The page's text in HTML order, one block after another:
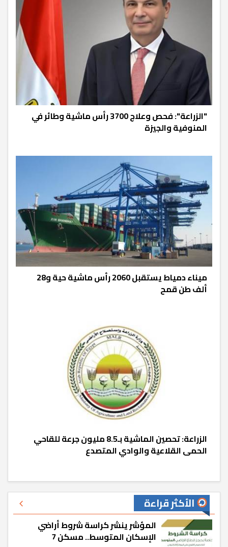
"الزراعة": فحص وعلاج 3700 رأس ماشية وطائر في
المنوفية والجيزة
ميناء دمياط يستقبل 2060 رأس ماشية حية و28
ألف طن قمح
الزراعة: تحصين الماشية بـ8.5 مليون جرعة للقاحي
الحمى القلاعية والوادي المتصدع
الأكثر قراءة
المؤشر ينشر كراسة شروط أراضي
الإسكان المتوسط.. مسكن 7